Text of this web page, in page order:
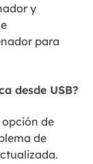
y
para
desde USB?
de
de